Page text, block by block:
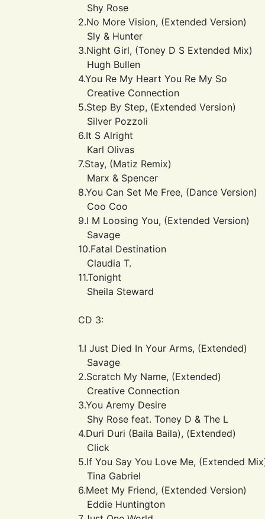
Shy Rose
2.No More Vision, (Extended Version)
Sly & Hunter
3.Night Girl, (Toney D S Extended Mix)
Hugh Bullen
4.You Re My Heart You Re My So
Creative Connection
5.Step By Step, (Extended Version)
Silver Pozzoli
6.It S Alright
Karl Olivas
7.Stay, (Matiz Remix)
Marx & Spencer
8.You Can Set Me Free, (Dance Version)
Coo Coo
9.I M Loosing You, (Extended Version)
Savage
10.Fatal Destination
Claudia T.
11.Tonight
Sheila Steward
CD 3:
1.I Just Died In Your Arms, (Extended)
Savage
2.Scratch My Name, (Extended)
Creative Connection
3.You Aremy Desire
Shy Rose feat. Toney D & The L
4.Duri Duri (Baila Baila), (Extended)
Click
5.If You Say You Love Me, (Extended
Tina Gabriel
6.Meet My Friend, (Extended Version)
Eddie Huntington